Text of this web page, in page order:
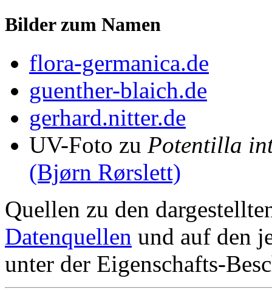
Bilder zum Namen
flora-germanica.de
guenther-blaich.de
gerhard.nitter.de
UV-Foto zu Potentilla
(Bjørn Rørslett)
Quellen zu den
Datenquellen und auf den
unter der Eigenschafts-